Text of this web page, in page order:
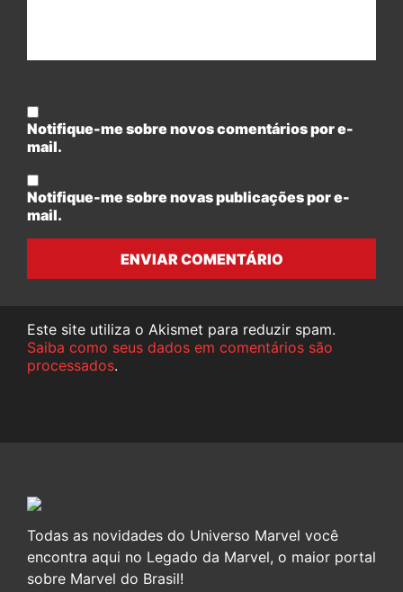
Notifique-me sobre novos comentários por e-
mail.
Notifique-me sobre novas publicações por e-
mail.
ENVIAR COMENTÁRIO
Este site utiliza o Akismet para reduzir spam.
Saiba como seus dados em comentários são
processados.
Todas as novidades do Universo Marvel você
encontra aqui no Legado da Marvel, o maior portal
sobre Marvel do Brasil!